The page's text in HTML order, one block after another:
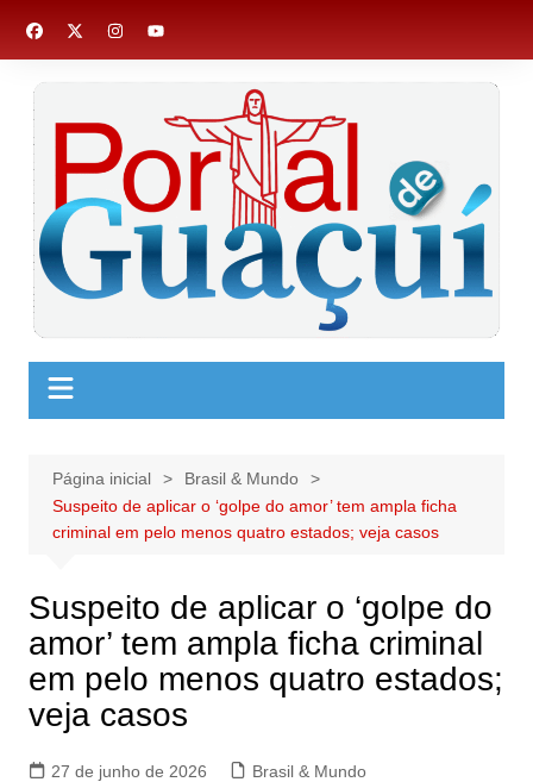
para
Página inicial
Brasil & Mundo
Suspeito de aplicar o ‘golpe do amor’ tem ampla ficha
criminal em pelo menos quatro estados; veja casos
Suspeito de aplicar o ‘golpe do
amor’ tem ampla ficha criminal
em pelo menos quatro estados;
veja casos
27 de junho de 2026 Brasil & Mundo